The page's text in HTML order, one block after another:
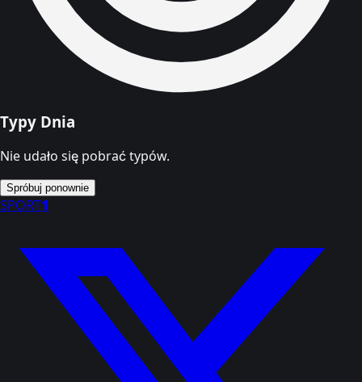
Typy Dnia
Nie udało się pobrać typów.
Spróbuj ponownie
SPORT1